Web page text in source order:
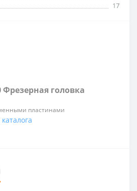
17
Фрезерная головка
пластинами